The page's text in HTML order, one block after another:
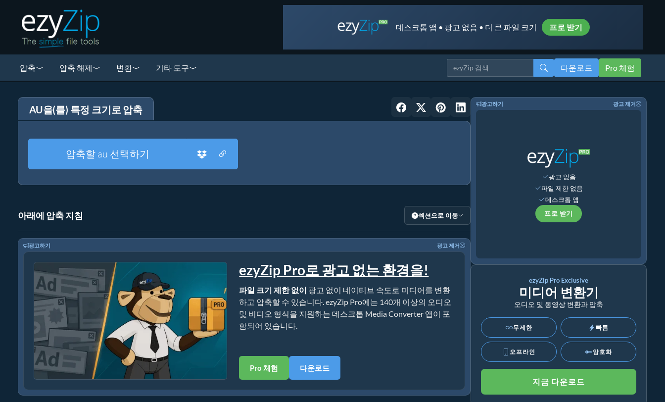
데스크톱 앱 • 광고 없음 • 더 큰 파일 크기 프로 받기
압축 압축 해제 변환 기타 도구 다운로드 Pro 체험
AU을(를) 특정 크기로 압축
압축할 au 선택하기
아래에 압축 지침 섹션으로 이동
광고하기 광고 제거
ezyZip Pro로 광고 없는 환경을!
파일 크기 제한 없이 광고 없이 네이티브 속도로 미디어를 변환
하고 압축할 수 있습니다. ezyZip Pro에는 140개 이상의 오디오
및 비디오 형식을 지원하는 데스크톱 Media Converter 앱이 포
함되어 있습니다.
Pro 체험 다운로드
광고하기 광고 제거
광고 없음
파일 제한 없음
데스크톱 앱
프로 받기
ezyZip Pro Exclusive
미디어 변환기
오디오 및 동영상 변환과 압축
무제한 빠름
오프라인 암호화
지금 다운로드